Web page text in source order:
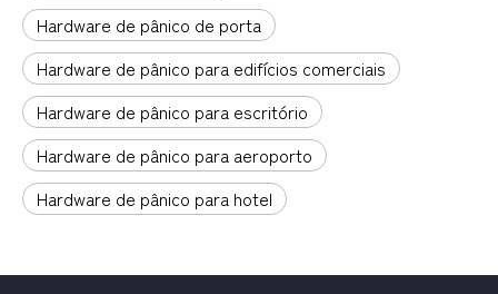
Hardware de pânico de porta
Hardware de pânico para edifícios comerciais
Hardware de pânico para escritório
Hardware de pânico para aeroporto
Hardware de pânico para hotel